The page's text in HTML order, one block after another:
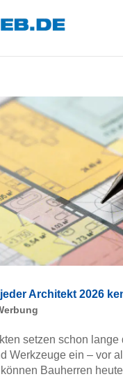
Architekt 2026
setzen schon lange
Werkzeuge ein – vor
Bauherren